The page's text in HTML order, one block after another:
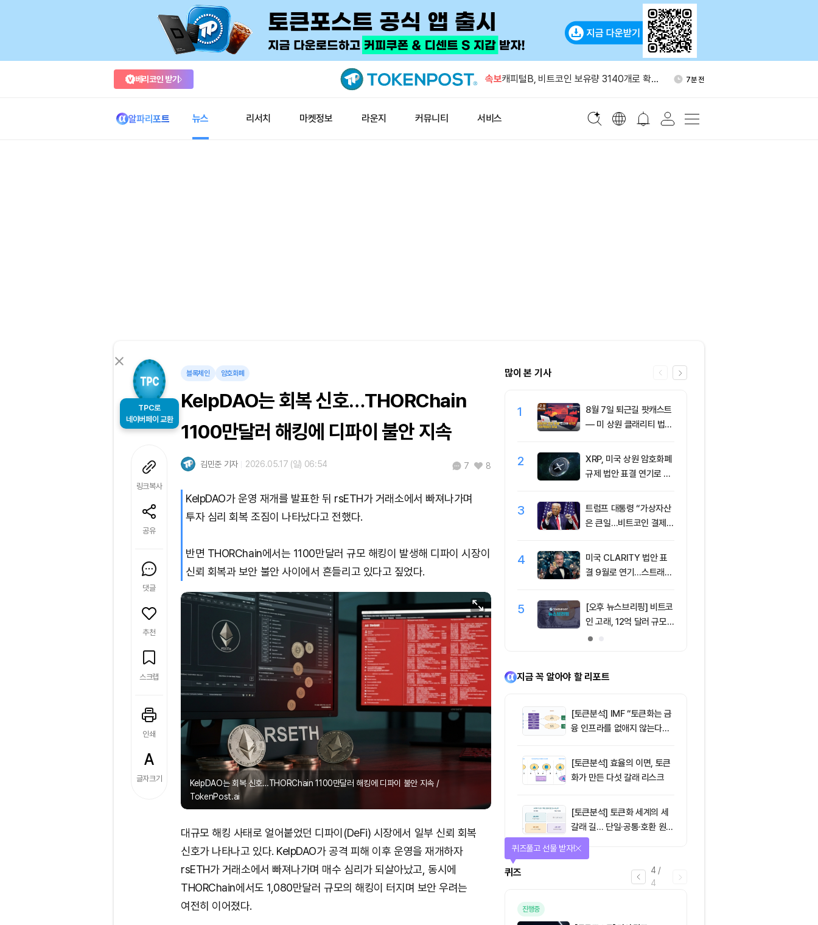
베리코인 받기 속보
뉴욕멜론은행, 스트래티지 주식 145만달
45분 전
캐피털B, 비트코인 보유량 3140개로 확
7분 전
알파리포트 뉴스 리서치 마켓정보 라운지 커뮤니티 서비스
TPC로
네이버페이 교환
링크복사
공유
댓글
추천
스크랩
인쇄
글자크기
블록체인 암호화폐
KelpDAO는 회복 신호…THORChain
1100만달러 해킹에 디파이 불안 지속
김민준 기자 2026.05.17 (일) 06:54 7 8
KelpDAO가 운영 재개를 발표한 뒤 rsETH가 거래소에서 빠져나가며
투자 심리 회복 조짐이 나타났다고 전했다.
반면 THORChain에서는 1100만달러 규모 해킹이 발생해 디파이 시장이
신뢰 회복과 보안 불안 사이에서 흔들리고 있다고 짚었다.
KelpDAO는 회복 신호…THORChain 1100만달러 해킹에 디파이 불안 지속 /
TokenPost.ai
대규모 해킹 사태로 얼어붙었던 디파이(DeFi) 시장에서 일부 신뢰 회복
신호가 나타나고 있다. KelpDAO가 공격 피해 이후 운영을 재개하자
rsETH가 거래소에서 빠져나가며 매수 심리가 되살아났고, 동시에
THORChain에서도 1,080만달러 규모의 해킹이 터지며 보안 우려는
여전히 이어졌다.
많이 본 기사
1
8월 7일 퇴근길 팟캐스트
— 미 상원 클래리티 법안
F 3일 연속 유입
2
XRP, 미국 상원 암호화폐
규제 법안 표결 연기로 급
3
트럼프 대통령 “가상자산
은 큰일…비트코인 결제
4
미국 CLARITY 법안 표
결 9월로 연기…스트래티
5
[오후 뉴스브리핑] 비트코
인 고래, 12억 달러 규모
BTC 매입 및 ETF 유입
지금 꼭 알아야 할 리포트
[토큰분석] IMF “토큰화는 금
융 인프라를 없애지 않는다…
뿐”
[토큰분석] 효율의 이면, 토큰
화가 만든 다섯 갈래 리스크
[토큰분석] 토큰화 세계의 세
갈래 길… 단일·공통·호환 원장
이 가르는 ‘원자적 결제’의 운
1/
미션
매일 미션을 완료하고 보상을 획득!